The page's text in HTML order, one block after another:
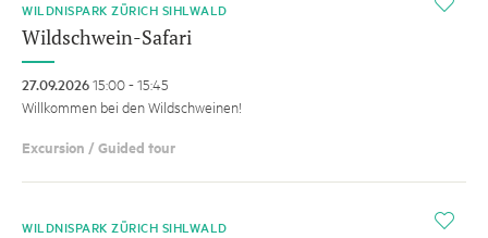
WILDNISPARK ZÜRICH SIHLWALD
Wildschwein-Safari
27.09.202615:00 - 15:45
Willkommen bei den Wildschweinen!
Excursion / Guided tour
i
WILDNISPARK ZÜRICH SIHLWALD